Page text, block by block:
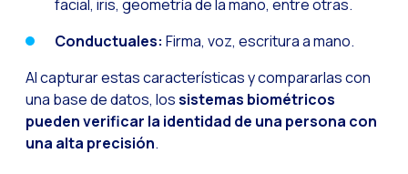
Potenciación de
Evolución del e-
Tecnología y
El impacto de la
facial, iris, geometría de la mano, entre otras.
Conductuales: Firma, voz, escritura a mano.
Al capturar estas características y compararlas con
una base de datos, lossistemas biométricos
pueden verificar la identidad de una persona con
una alta precisión.